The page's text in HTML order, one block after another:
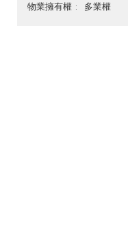
物業擁有權 多業權